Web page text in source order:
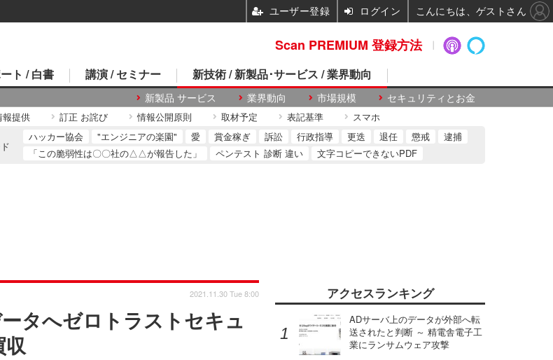
ト / 白書 講演 / セミナー 新技術 / 新製品･サービス / 業界動向
新製品 サービス 業界動向 市場規模 セキュリティとお金
報提供 訂正 お詫び 情報公開原則 取材予定 表記基準 スマホ
ハッカー協会 "エンジニアの楽園" 愛 賞金稼ぎ 訴訟 行政指導 更迭 退任 懲戒
逮捕
「この脆弱性は〇〇社の△△が報告した」
ペンテスト 診断 違い 文字コピーできないPDF
タへゼロトラストセキュ
収
2021.11.30 Tue 8:00 アクセスランキング
ADサーバ上のデータが外部へ転
送されたと判断 ～ 精電舎電子工
業にランサムウェア攻撃
Scan PREMIUM 登録方法
ユーザー登録 ログイン こんにちは、ゲストさん